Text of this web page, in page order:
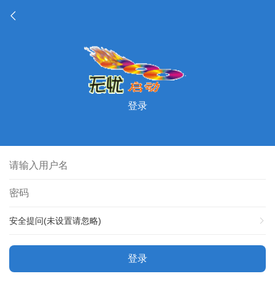
登录
安全提问(未设置请忽略)
登录